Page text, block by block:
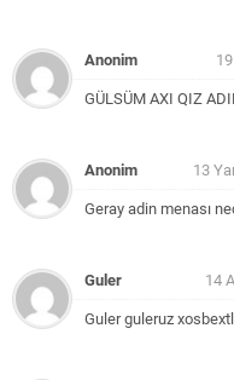
Anonim
GÜLSÜM AXI QIZ
Anonim 13
Geray adin menası
Guler 14
Guler guleruz